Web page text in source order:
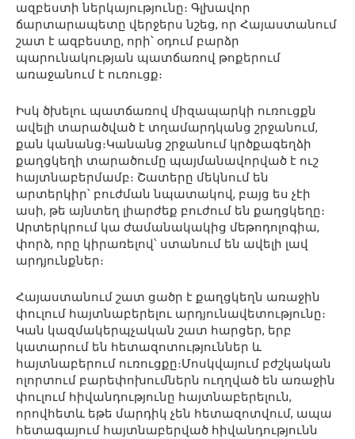
ազբեստի ներկայությունը։ Գլխավոր
ճարտարապետը վերջերս նշեց, որ Հայաստանում
շատ է ազբեստը, որի՝ օդում բարձր
պարունակության պատճառով թոքերում
առաջանում է ուռուցք։
Իսկ ծխելու պատճառով միզապարկի ուռուցքն
ավելի տարածված է տղամարդկանց շրջանում,
քան կանանց։Կանանց շրջանում կրծքագեղձի
քաղցկեղի տարածումը պայմանավորված է ուշ
հայտնաբերմամբ։ Շատերը մեկնում են
արտերկիր՝ բուժման նպատակով, բայց ես չէի
ասի, թե այնտեղ լիարժեք բուժում են քաղցկեղը։
Արտերկրում կա ժամանակակից մեթոդոլոգիա,
փորձ, որը կիրառելով՝ ստանում են ավելի լավ
արդյունքներ։
Հայաստանում շատ ցածր է քաղցկեղն առաջին
փուլում հայտնաբերելու արդյունավետությունը։
Կան կազմակերպչական շատ հարցեր, երբ
կատարում են հետազոտություններ և
հայտնաբերում ուռուցքը։Մոսկվայում բժշկական
ոլորտում բարեփոխումներն ուղղված են առաջին
փուլում հիվանդությունը հայտնաբերելուն,
որովհետև եթե մարդիկ չեն հետազոտվում, ապա
հետագայում հայտնաբերված հիվանդությունն